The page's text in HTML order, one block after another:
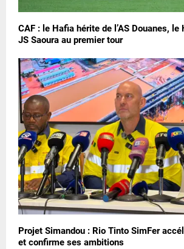
CAF : le Hafia hérite de l’AS Douanes,
JS Saoura au premier tour
Projet Simandou : Rio Tinto SimFer
et confirme ses ambitions